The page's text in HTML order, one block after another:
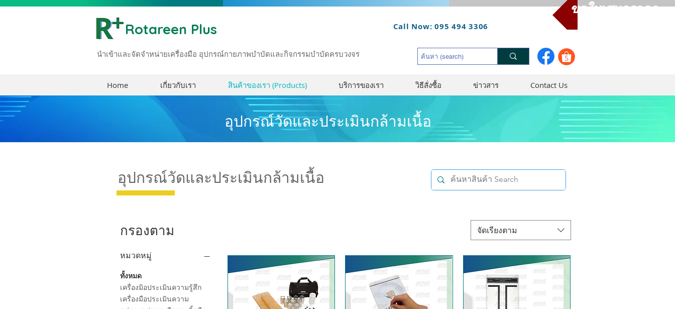
ขอใบเสนอราคา
Rotareen Plus Call Now: 095 494 3306
นำเข้าและจัดจำหน่ายเครื่องมือ อุปกรณ์กายภาพบำบัดและกิจกรรมบำบัดครบวงจร
Home เกี่ยวกับเรา สินค้าของเรา (Products) บริการของเรา วิธีสั่งซื้อ ข่าวสาร Contact Us
อุปกรณ์วัดและประเมินกล้ามเนื้อ
อุปกรณ์วัดและประเมินกล้ามเนื้อ
กรองตาม
หมวดหมู่
ทั้งหมด
เครื่องมิอประเมินความรู้สึก
เครื่องมือประเมินความ
จัดเรียงตาม